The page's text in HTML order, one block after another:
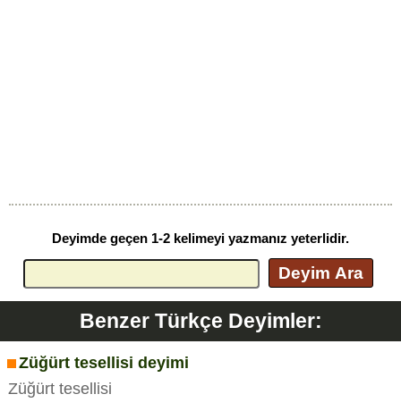
Deyimde geçen 1-2 kelimeyi yazmanız yeterlidir.
Deyim Ara
Benzer Türkçe Deyimler:
Züğürt tesellisi deyimi
Züğürt tesellisi